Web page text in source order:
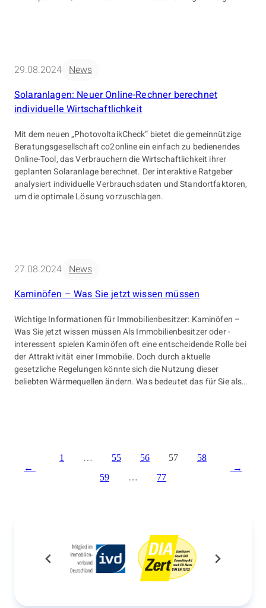
29.08.2024 News
Solaranlagen: Neuer Online-Rechner berechnet
individuelle Wirtschaftlichkeit
Mit dem neuen „PhotovoltaikCheck“ bietet die gemeinnützige
Beratungsgesellschaft co2online ein einfach zu bedienendes
Online-Tool, das Verbrauchern die Wirtschaftlichkeit ihrer
geplanten Solaranlage berechnet. Der interaktive Ratgeber
analysiert individuelle Verbrauchsdaten und Standortfaktoren,
um die optimale Lösung vorzuschlagen.
27.08.2024 News
Kaminöfen – Was Sie jetzt wissen müssen
Wichtige Informationen für Immobilienbesitzer: Kaminöfen –
Was Sie jetzt wissen müssen Als Immobilienbesitzer oder -
interessent spielen Kaminöfen oft eine entscheidende Rolle bei
der Attraktivität einer Immobilie. Doch durch aktuelle
gesetzliche Regelungen könnte sich die Nutzung dieser
beliebten Wärmequellen ändern. Was bedeutet das für Sie als
1 … 55 56 57
58
59
… 77